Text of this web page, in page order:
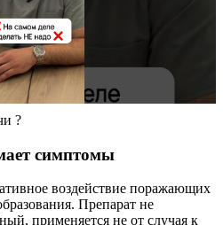
?
симптомы
воздействие поражающих
Препарат не
применяется не от случая к